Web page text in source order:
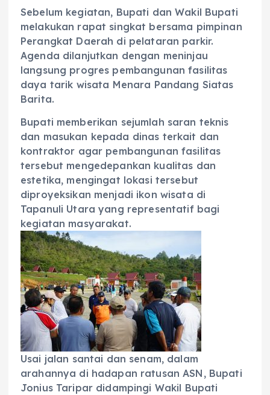
‎Sebelum kegiatan, Bupati dan Wakil Bupati
melakukan rapat singkat bersama pimpinan
Perangkat Daerah di pelataran parkir.
Agenda dilanjutkan dengan meninjau
langsung progres pembangunan fasilitas
daya tarik wisata Menara Pandang Siatas
Barita.
‎Bupati memberikan sejumlah saran teknis
dan masukan kepada dinas terkait dan
kontraktor agar pembangunan fasilitas
tersebut mengedepankan kualitas dan
estetika, mengingat lokasi tersebut
diproyeksikan menjadi ikon wisata di
Tapanuli Utara yang representatif bagi
kegiatan masyarakat.
‎Usai jalan santai dan senam, dalam
arahannya di hadapan ratusan ASN, Bupati
Jonius Taripar didampingi Wakil Bupati